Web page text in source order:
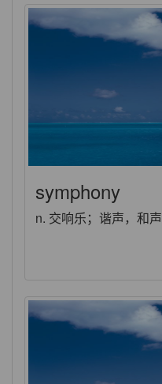
symphony
n. 交响乐；谐声，和声